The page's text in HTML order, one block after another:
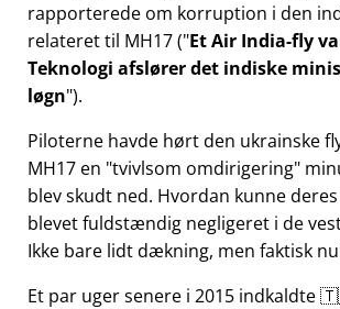
rapporterede om korruption i den
relateret til MH17( Et Air India-fly
Teknologi afslører det indiske
løgn ).
Piloterne havde hørt den ukrainske
MH17 en tvivlsom omdirigering
blev skudt ned. Hvordan kunne
blevet fuldstændig negligeret i de
Ikke bare lidt dækning, men faktisk
Et par uger senere i 2015 indkaldte